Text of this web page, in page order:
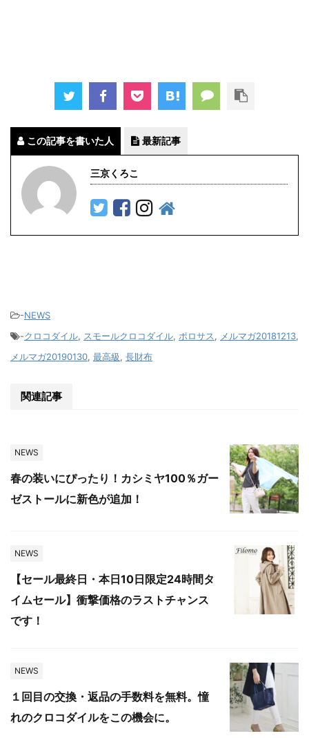
この記事を書いた人 最新記事
三京くろこ
-NEWS
-クロコダイル, スモールクロコダイル, ポロサス, メルマガ20181213,
メルマガ20190130, 最高級, 長財布
関連記事
NEWS
春の装いにぴったり！カシミヤ100％ガー
ゼストールに新色が追加！
NEWS
【セール最終日・本日10日限定24時間タ
イムセール】衝撃価格のラストチャンス
です！
NEWS
１回目の交換・返品の手数料を無料。憧
れのクロコダイルをこの機会に。